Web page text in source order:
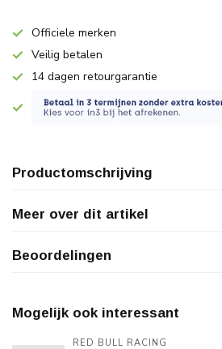
Officiele merken
Veilig betalen
14 dagen retourgarantie
Productomschrijving
Meer over dit artikel
Beoordelingen
Mogelijk ook interessant
RED BULL RACING